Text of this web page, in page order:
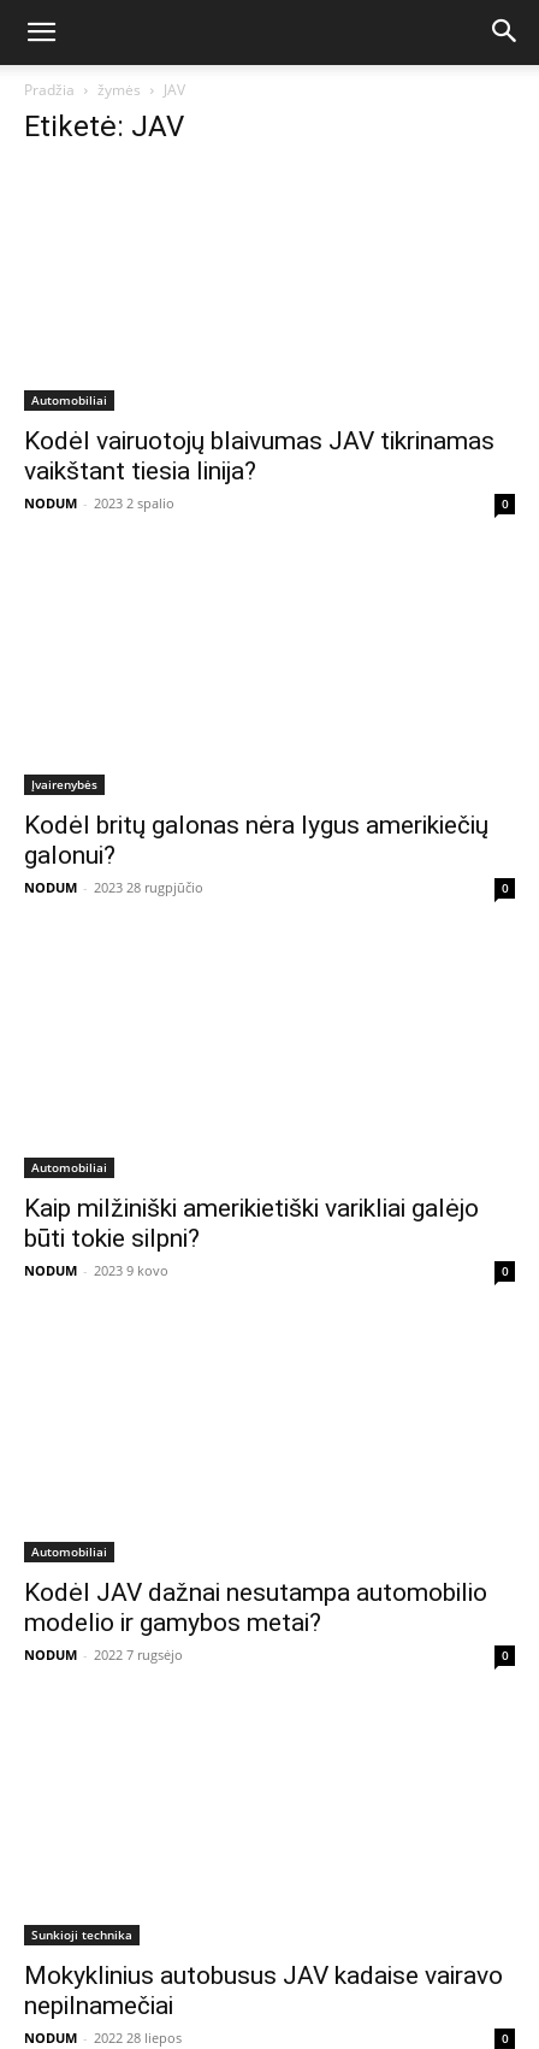
Pradžia žymės JAV
Etiketė: JAV
Automobiliai
Kodėl vairuotojų blaivumas JAV tikrinamas
vaikštant tiesia linija?
NODUM - 2023 2 spalio 0
Įvairenybės
Kodėl britų galonas nėra lygus amerikiečių
galonui?
NODUM - 2023 28 rugpjūčio 0
Automobiliai
Kaip milžiniški amerikietiški varikliai galėjo
būti tokie silpni?
NODUM - 2023 9 kovo 0
Automobiliai
Kodėl JAV dažnai nesutampa automobilio
modelio ir gamybos metai?
NODUM - 2022 7 rugsėjo 0
Sunkioji technika
Mokyklinius autobusus JAV kadaise vairavo
nepilnamečiai
NODUM - 2022 28 liepos 0